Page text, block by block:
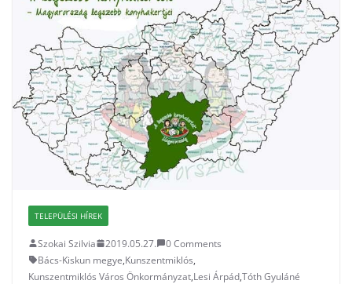
TELEPÜLÉSI HÍREK
Szokai Szilvia 2019.05.27.
0 Comments
Bács-Kiskun megye,Kunszentmiklós,
Kunszentmiklós Város Önkormányzat,Lesi Árpád,Tóth Gyuláné